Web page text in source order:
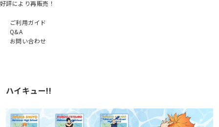
好評により再販売！
ご利用ガイド
Q&A
お問い合わせ
ハイキュー!!